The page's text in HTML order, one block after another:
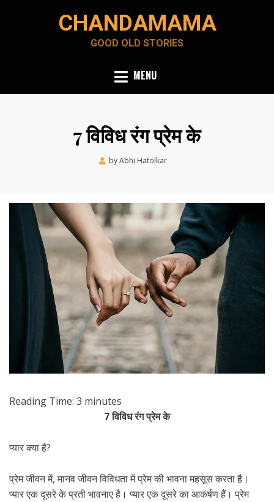
CHANDAMAMA
GOOD OLD STORIES
MENU
7 विविध रंग प्रेम के
byAbhi Hatolkar
Reading Time: 3 minutes
7 विविध रंग प्रेम के
प्यार क्या है?
प्रेम जीवन में, मानव जीवन विविधता में प्रेम की भावना महसूस करता है।
प्यार एक दूसरे के प्रती भावनाए है। प्यार एक दूसरे का आकर्षण हैं। प्रेम